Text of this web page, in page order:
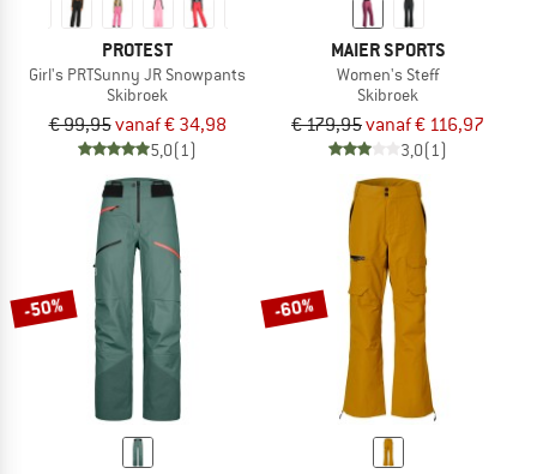
PROTEST
Girl's PRTSunny JR Snowpants
Skibroek
€ 99,95vanaf € 34,98
5,0(1)
MAIER SPORTS
Women's Steff
Skibroek
€ 179,95vanaf € 116,97
3,0(1)
-50% -60%